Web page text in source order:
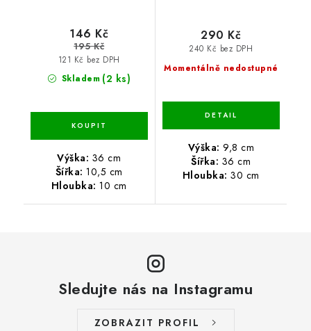
Skladem (2 ks)
121 Kč bez DPH
146 Kč
195 Kč
Výška: 36 cm
Šířka: 10,5 cm
Hloubka: 10 cm
Momentálně nedostupné
240 Kč bez DPH
290 Kč
Výška: 9,8 cm
Šířka: 36 cm
Hloubka: 30 cm
Sledujte nás na Instagramu
ZOBRAZIT PROFIL